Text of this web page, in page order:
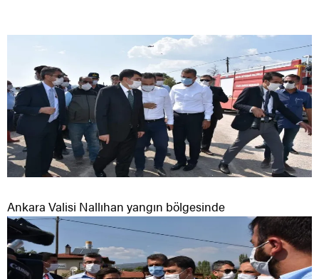
Ankara Valisi Nallıhan yangın bölgesinde